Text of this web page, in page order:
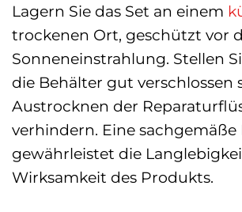
Lagern Sie das Set an einem
trockenen Ort, geschützt vor
Sonneneinstrahlung. Stellen
die Behälter gut verschlossen
Austrocknen der
verhindern. Eine sachgemäße
gewährleistet die
Wirksamkeit des Produkts.